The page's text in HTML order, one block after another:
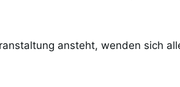
ansteht, wenden sich